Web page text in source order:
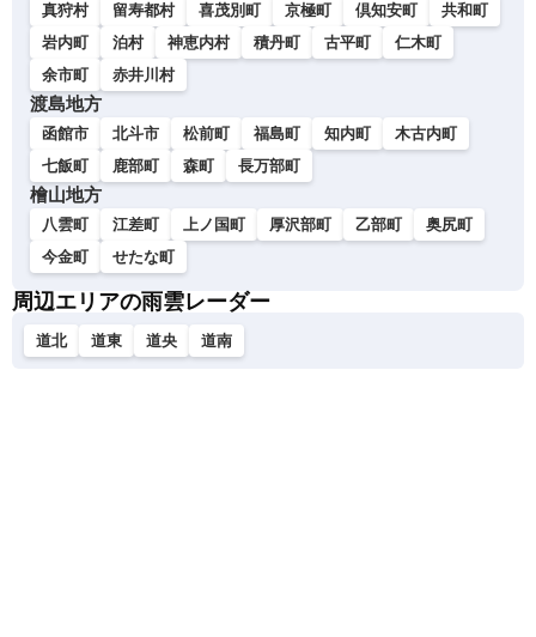
真狩村
留寿都村 喜茂別町 京極町 倶知安町
共和町
岩内町
泊村 神恵内村 積丹町 古平町
仁木町
余市町
赤井川村
渡島地方
函館市 北斗市 松前町 福島町 知内町
木古内町
七飯町
鹿部町 森町 長万部町
檜山地方
八雲町 江差町 上ノ国町 厚沢部町 乙部町
奥尻町
今金町
せたな町
周辺エリアの雨雲レーダー
道北 道東 道央 道南